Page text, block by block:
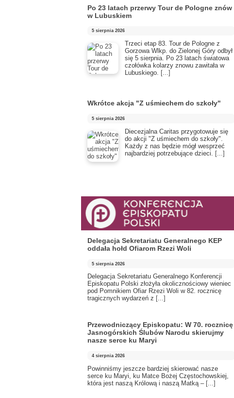
Po 23 latach przerwy Tour de Pologne znów
w Lubuskiem
5 sierpnia 2026
Trzeci etap 83. Tour de Pologne z
Gorzowa Wlkp. do Zielonej Góry odbył
się 5 sierpnia. Po 23 latach światowa
czołówka kolarzy znowu zawitała w
Lubuskiego.
[...]
Wkrótce akcja "Z uśmiechem do szkoły"
5 sierpnia 2026
Diecezjalna Caritas przygotowuje się
do akcji "Z uśmiechem do szkoły".
Każdy z nas będzie mógł wesprzeć
najbardziej potrzebujące dzieci. [...]
Delegacja Sekretariatu Generalnego KEP
oddała hołd Ofiarom Rzezi Woli
5 sierpnia 2026
Delegacja Sekretariatu Generalnego Konferencji
Episkopatu Polski złożyła okolicznościowy wieniec
pod Pomnikiem Ofiar Rzezi Woli w 82. rocznicę
tragicznych wydarzeń z [...]
Przewodniczący Episkopatu: W 70. rocznicę
Jasnogórskich Ślubów Narodu skierujmy
nasze serce ku Maryi
4 sierpnia 2026
Powinniśmy jeszcze bardziej skierować nasze
serce ku Maryi, ku Matce Bożej Częstochowskiej,
która jest naszą Królową i naszą Matką – [...]